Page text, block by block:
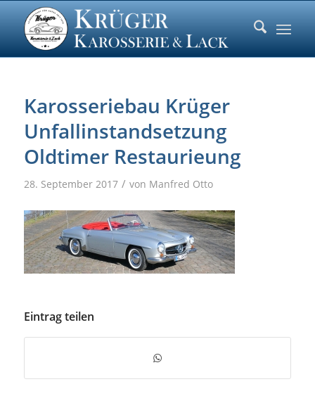
Karosseriebau Krüger
Unfallinstandsetzung
Oldtimer Restaurieung
28. September 2017 / von Manfred Otto
Eintrag teilen